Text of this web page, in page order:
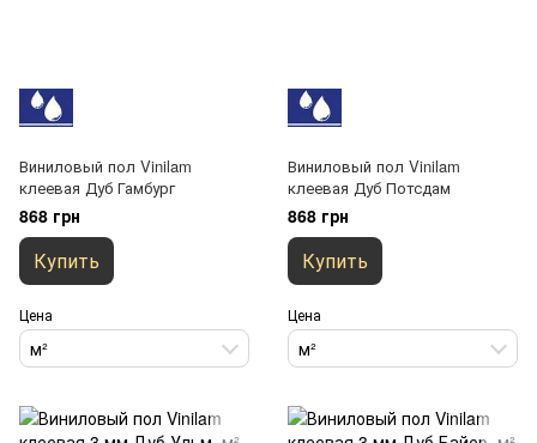
Виниловый пол Vinilam
клеевая Дуб Гамбург
868 грн
Купить
Цена
м²
Виниловый пол Vinilam
клеевая Дуб Потсдам
868 грн
Купить
Цена
м²